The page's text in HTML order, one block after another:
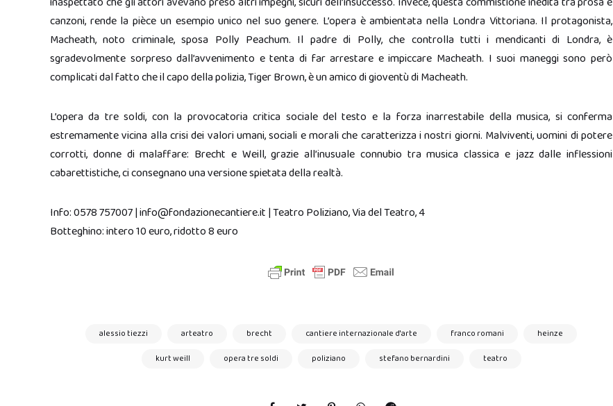
canzoni, rende la pièce un esempio unico nel suo genere. L’opera è ambientata nella Londra Vittoriana. Il protagonista,
Macheath, noto criminale, sposa Polly Peachum. Il padre di Polly, che controlla tutti i mendicanti di Londra, è
sgradevolmente sorpreso dall’avvenimento e tenta di far arrestare e impiccare Macheath. I suoi maneggi sono però
complicati dal fatto che il capo della polizia, Tiger Brown, è un amico di gioventù di Macheath.
L’opera da tre soldi, con la provocatoria critica sociale del testo e la forza inarrestabile della musica, si conferma
estremamente vicina alla crisi dei valori umani, sociali e morali che caratterizza i nostri giorni. Malviventi, uomini di potere
corrotti, donne di malaffare: Brecht e Weill, grazie all’inusuale connubio tra musica classica e jazz dalle inflessioni
cabarettistiche, ci consegnano una versione spietata della realtà.
Info: 0578 757007 | info@fondazionecantiere.it | Teatro Poliziano, Via del Teatro, 4
Botteghino: intero 10 euro, ridotto 8 euro
alessio tiezzi arteatro brecht cantiere internazionale d'arte franco romani
heinze
kurt weill
opera tre soldi poliziano stefano bernardini teatro